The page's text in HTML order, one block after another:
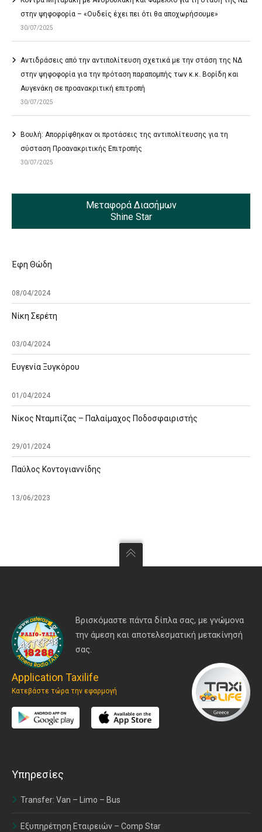
στην ψηφοφορία – «Ουδείς έχει πει ότι θα αποχωρήσουμε»
30/07/2025
Αντιδράσεις από την αντιπολίτευση σχετικά με την στάση της ΝΔ
στην ψηφοφορία για την πρόταση παραπομπής των κ.κ. Βορίδη και
Αυγενάκη σε προανακριτική επιτροπή
30/07/2025
Βουλή: Απορρίφθηκαν οι προτάσεις της αντιπολίτευσης για τη
σύσταση Προανακριτικής Επιτροπής
30/07/2025
Μεταφορά Διασήμων
Shine Star
Έφη Θώδη
08/04/2024
Νίκη Σερέτη
03/04/2024
Ευγενία Ξυγκόρου
01/04/2024
Νίκος Νταμπίζας – Παλαίμαχος Ποδοσφαιριστής
29/01/2024
Παύλος Κοντογιαννίδης
13/06/2023
Βρισκόμαστε πάντα δίπλα σας, με γνώμονα
την άμεση και αποτελεσματική μετακίνησή
σας.
Application Taxilife
Κατεβάστε τώρα την εφαρμογή
Υπηρεσίες
Transfer: Van – Limo – Bus
Εξυπηρέτηση Εταιρειών – Comp Star